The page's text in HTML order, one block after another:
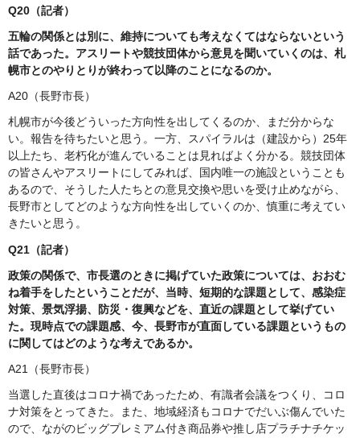
Q20（記者）
五輪の関係とは別に、維持についても考えなくてはならないという
話であった。アスリートや競技団体から意見を聞いていくのは、札
幌市とのやりとりが終わって以降のことになるのか。
A20（長野市長）
札幌市が今後どういった方向性を出してくるのか、まだ分からな
い。報告を待ちたいと思う。一方、スパイラルは（建設から）25年
以上たち、老朽化が進んでいることは見ればよく分かる。競技団体
の皆さんやアスリートにしてみれば、国内唯一の施設ということも
あるので、そうした人たちとの意見交換や思いを受け止めながら、
長野市としてどのような方向性を出していくのか、慎重に考えてい
きたいと思う。
Q21（記者）
政策の関係で、市長選のときに掲げていた政策については、おおむ
ね着手をしたということだが、当時、短期的な課題として、感染症
対策、景気浮揚、防災・復興などを、直近の課題として挙げてい
た。現時点での課題感、今、長野市が直面している課題というもの
に関してはどのような考えであるか。
A21（長野市長）
当選した直後はコロナ禍であったため、有識者会議をつくり、コロ
ナ対策をとってきた。また、地域経済もコロナでだいぶ傷んでいた
ので、ながのビッグプレミアム付き商品券や推し店プラチナチケッ